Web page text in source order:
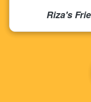
Riza's